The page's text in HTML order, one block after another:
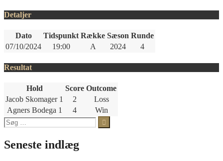
Detaljer
Dato Tidspunkt Række Sæson Runde
07/10/2024
19:00 A 2024 4
Resultat
Hold Score Outcome
Jacob Skomager 1
2
Loss
Agners Bodega 1
4
Win
Søg
efter:
Seneste indlæg